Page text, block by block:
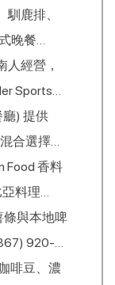
馴鹿排、
晚餐
Ave
人經營，
Sports）
份量
St
廳) 提供
合選擇：
有早餐蛋
量通常頗
量超
50
Food 香料
料理
50 St
條與本地啤
920-
啡豆、濃